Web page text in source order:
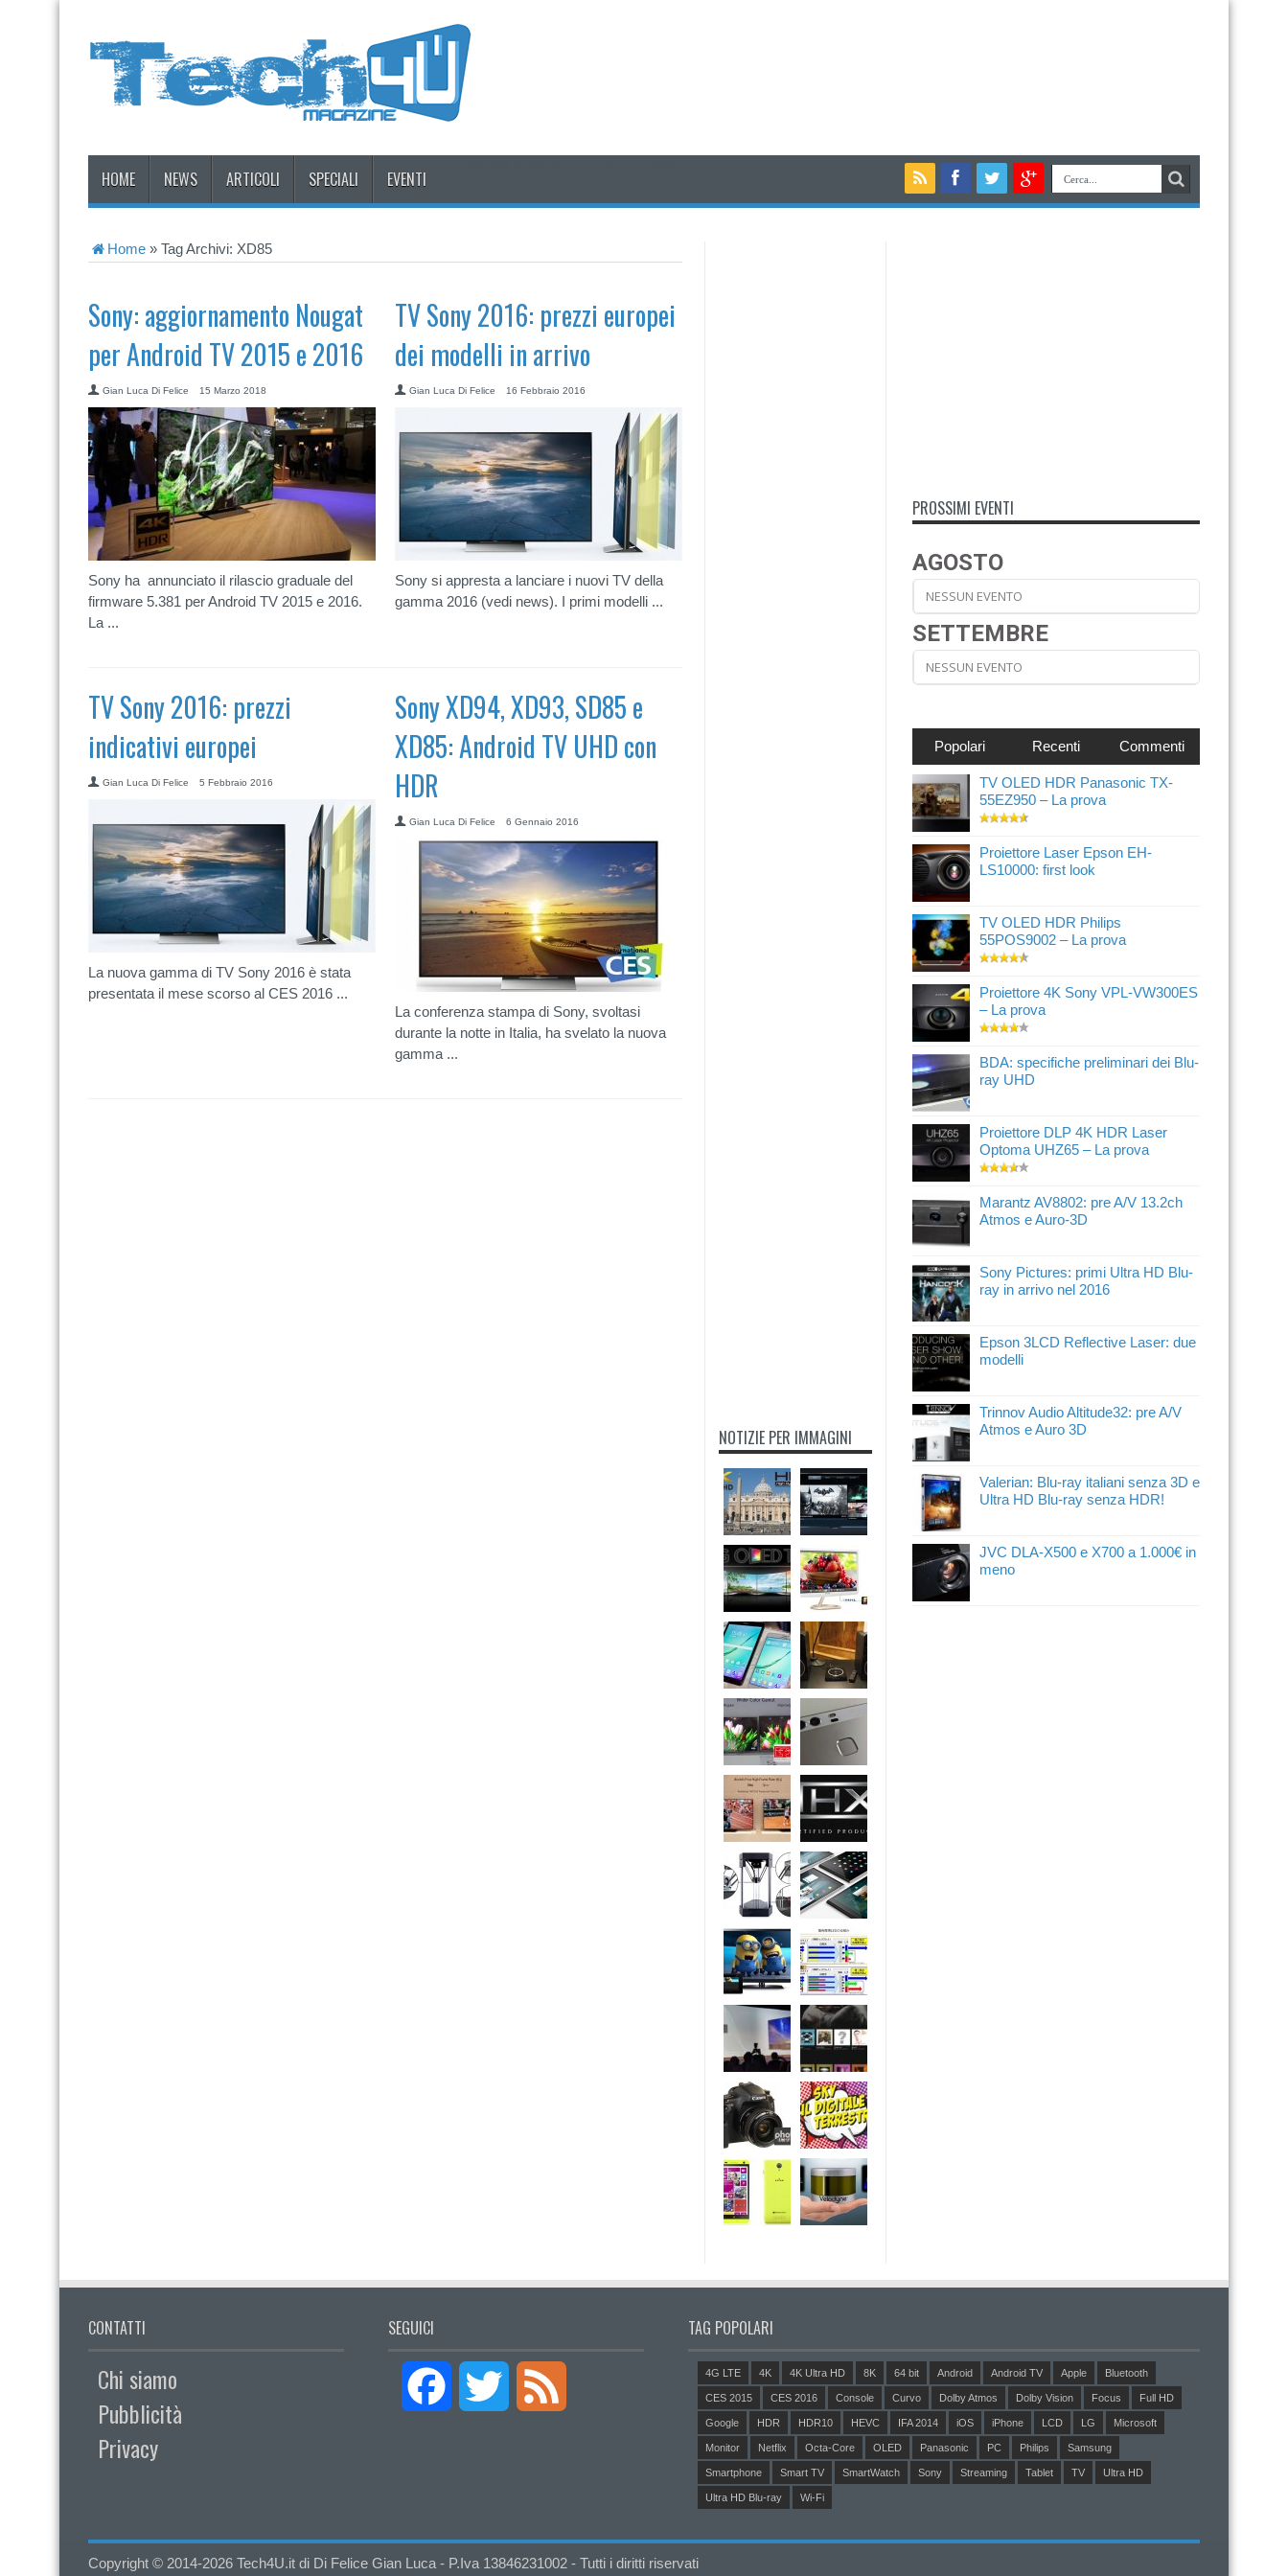
HOME NEWS ARTICOLI SPECIALI EVENTI
Home » Tag Archivi: XD85
Sony: aggiornamento Nougat
per Android TV 2015 e 2016
Gian Luca Di Felice 15 Marzo 2018
Sony ha annunciato il rilascio graduale del
firmware 5.381 per Android TV 2015 e 2016.
La ...
TV Sony 2016: prezzi europei
dei modelli in arrivo
Gian Luca Di Felice 16 Febbraio 2016
Sony si appresta a lanciare i nuovi TV della
gamma 2016 (vedi news). I primi modelli ...
TV Sony 2016: prezzi
indicativi europei
Gian Luca Di Felice 5 Febbraio 2016
La nuova gamma di TV Sony 2016 è stata
presentata il mese scorso al CES 2016 ...
Sony XD94, XD93, SD85 e
XD85: Android TV UHD con
HDR
Gian Luca Di Felice 6 Gennaio 2016
La conferenza stampa di Sony, svoltasi
durante la notte in Italia, ha svelato la nuova
gamma ...
NOTIZIE PER IMMAGINI
PROSSIMI EVENTI
AGOSTO
NESSUN EVENTO
SETTEMBRE
NESSUN EVENTO
Popolari Recenti Commenti
TV OLED HDR Panasonic TX-
55EZ950 – La prova
Proiettore Laser Epson EH-
LS10000: first look
TV OLED HDR Philips
55POS9002 – La prova
Proiettore 4K Sony VPL-VW300ES
– La prova
BDA: specifiche preliminari dei Blu-
ray UHD
Proiettore DLP 4K HDR Laser
Optoma UHZ65 – La prova
Marantz AV8802: pre A/V 13.2ch
Atmos e Auro-3D
Sony Pictures: primi Ultra HD Blu-
ray in arrivo nel 2016
Epson 3LCD Reflective Laser: due
modelli
Trinnov Audio Altitude32: pre A/V
Atmos e Auro 3D
Valerian: Blu-ray italiani senza 3D e
Ultra HD Blu-ray senza HDR!
JVC DLA-X500 e X700 a 1.000€ in
meno
CONTATTI
Chi siamo
Pubblicità
Privacy
SEGUICI
Facebook Twitter
TAG POPOLARI
4G LTE 4K 4K Ultra HD 8K 64 bit Android Android TV Apple Bluetooth
CES 2015 CES 2016 Console Curvo Dolby Atmos Dolby Vision Focus Full HD
Google HDR HDR10 HEVC IFA 2014 iOS iPhone LCD LG Microsoft
Monitor Netflix Octa-Core OLED Panasonic PC Philips Samsung
Smartphone Smart TV SmartWatch Sony Streaming Tablet TV Ultra HD
Ultra HD Blu-ray Wi-Fi
Copyright © 2014-2026 Tech4U.it di Di Felice Gian Luca - P.Iva 13846231002 - Tutti i diritti riservati